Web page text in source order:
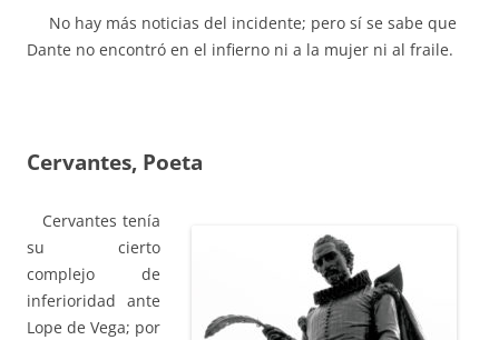
No hay más noticias del incidente; pero sí se sabe que
Dante no encontró en el infierno ni a la mujer ni al fraile.
Cervantes, Poeta
Cervantes tenía
su cierto
complejo de
inferioridad ante
Lope de Vega; por